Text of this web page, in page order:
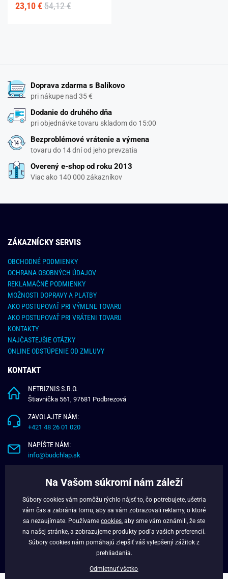
23,10 € 54,12 €
Doprava zdarma s Balíkovo
pri nákupe nad 35 €
Dodanie do druhého dňa
pri objednávke tovaru skladom do 15:00
Bezproblémové vrátenie a výmena
tovaru do 14 dní od jeho prevzatia
Overený e-shop od roku 2013
Viac ako 140 000 zákazníkov
ZÁKAZNÍCKY SERVIS
OBCHODNÉ PODMIENKY
OCHRANA OSOBNÝCH ÚDAJOV
REKLAMAČNÉ PODMIENKY
MOŽNOSTI DOPRAVY A PLATBY
AKO POSTUPOVAŤ PRI VÝMENE TOVARU
AKO POSTUPOVAŤ PRI VRÁTENI TOVARU
KONTAKTY
NAJČASTEJŠIE OTÁZKY
ONLINE ODSTÚPENIE OD ZMLUVY
KONTAKT
NETBIZNIS S.R.O.
Štiavnička 561, 97681 Podbrezová
ZAVOLAJTE NÁM:
+421 48 26 01 020
NAPÍŠTE NÁM:
info@budchlap.sk
VERNOSTNÝ PROGRAM
FACEBOOK
Na Vašom súkromí nám záleží
Súbory cookies vám pomôžu rýchlo nájsť to, čo potrebujete, ušetria
vám čas a zabránia tomu, aby sa vám zobrazovali reklamy, o ktoré
sa nezaujímate. Používame cookies , aby sme vám oznámili, že ste
na našej stránke, a zobrazujeme produkty podľa vašich preferencií.
Súbory cookies nám pomáhajú zlepšiť váš vylepšený zážitok z
prehliadania.
Odmietnuť všetko